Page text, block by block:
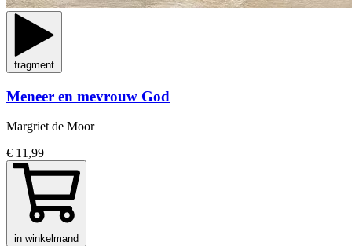
fragment
Meneer en mevrouw God
Margriet de Moor
€ 11,99
in winkelmand